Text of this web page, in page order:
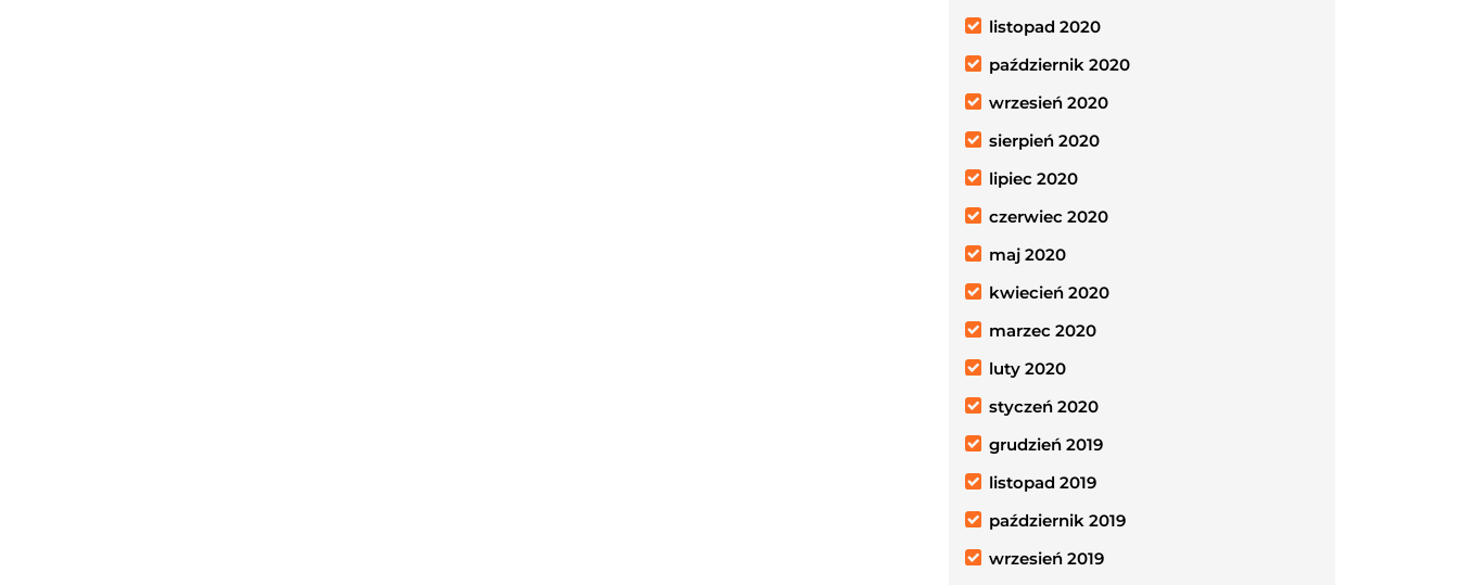
listopad 2020
październik 2020
wrzesień 2020
sierpień 2020
lipiec 2020
czerwiec 2020
maj 2020
kwiecień 2020
marzec 2020
luty 2020
styczeń 2020
grudzień 2019
listopad 2019
październik 2019
wrzesień 2019